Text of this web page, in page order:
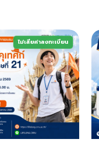
ไม่เสียค่าลงทะเบียน